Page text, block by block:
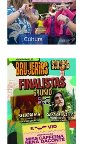
Cultura